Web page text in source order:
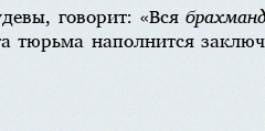
говорит: «Вся
тюрьма наполнится